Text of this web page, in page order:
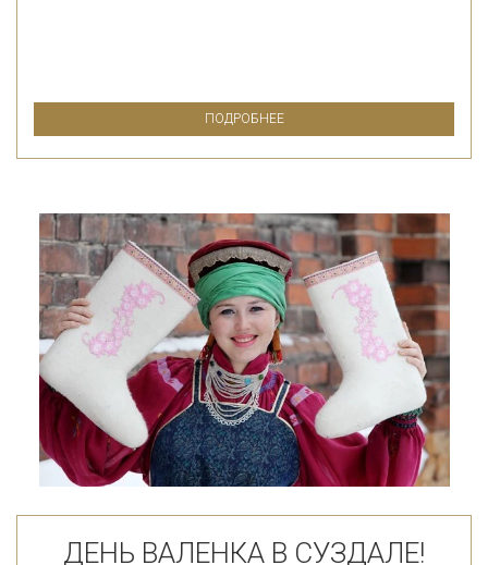
ПОДРОБНЕЕ
ДЕНЬ ВАЛЕНКА В СУЗДАЛЕ!